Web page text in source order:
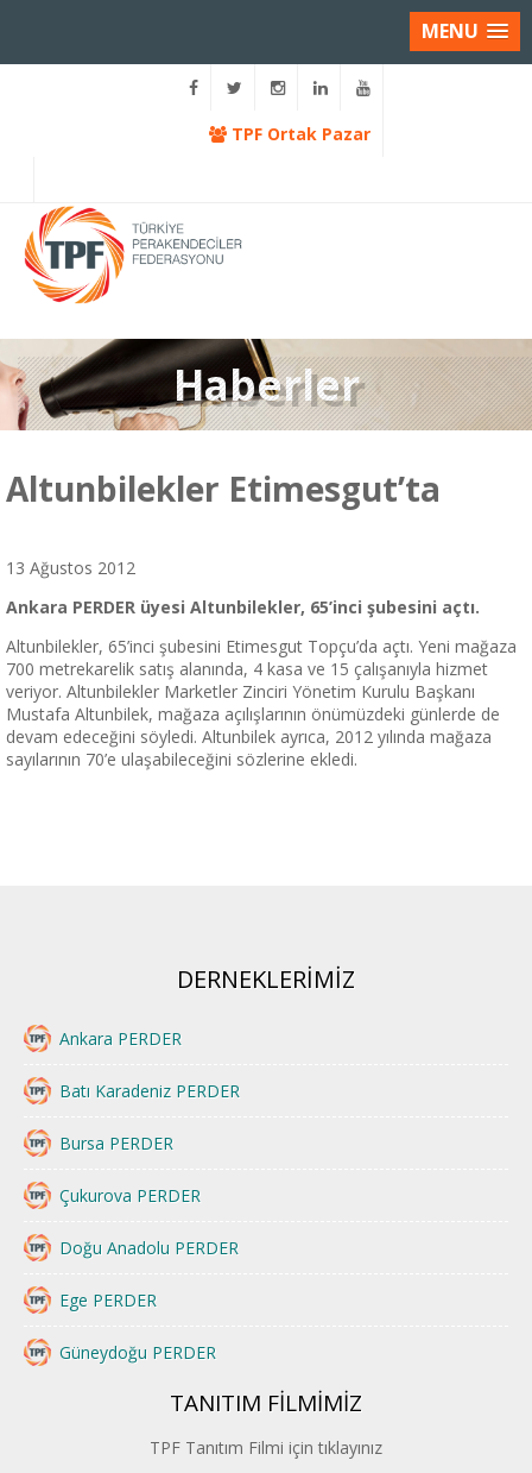
MENU
TPF Ortak Pazar
Haberler
Altunbilekler Etimesgut’ta
13 Ağustos 2012
Ankara PERDER üyesi Altunbilekler, 65’inci şubesini açtı.
Altunbilekler, 65’inci şubesini Etimesgut Topçu’da açtı. Yeni mağaza
700 metrekarelik satış alanında, 4 kasa ve 15 çalışanıyla hizmet
veriyor. Altunbilekler Marketler Zinciri Yönetim Kurulu Başkanı
Mustafa Altunbilek, mağaza açılışlarının önümüzdeki günlerde de
devam edeceğini söyledi. Altunbilek ayrıca, 2012 yılında mağaza
sayılarının 70’e ulaşabileceğini sözlerine ekledi.
DERNEKLERİMİZ
Ankara PERDER
Batı Karadeniz PERDER
Bursa PERDER
Çukurova PERDER
Doğu Anadolu PERDER
Ege PERDER
Güneydoğu PERDER
İstanbul PERDER
İpek Yolu PERDER
TANITIM FİLMİMİZ
TPF Tanıtım Filmi için tıklayınız